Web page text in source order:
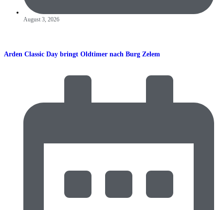
August 3, 2026
Arden Classic Day bringt Oldtimer nach Burg Zelem